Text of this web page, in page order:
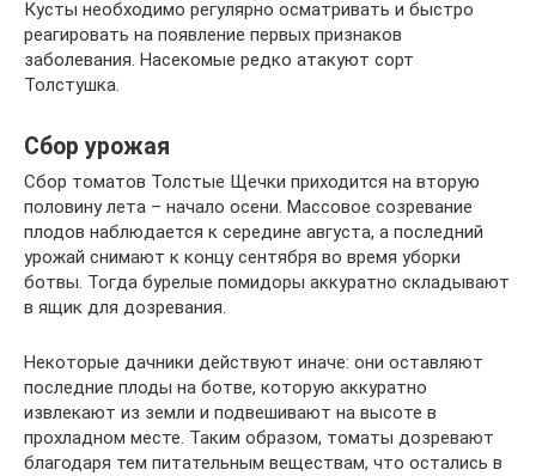
Кусты необходимо регулярно осматривать и быстро
реагировать на появление первых признаков
заболевания. Насекомые редко атакуют сорт
Толстушка.
Сбор урожая
Сбор томатов Толстые Щечки приходится на вторую
половину лета – начало осени. Массовое созревание
плодов наблюдается к середине августа, а последний
урожай снимают к концу сентября во время уборки
ботвы. Тогда бурелые помидоры аккуратно складывают
в ящик для дозревания.
Некоторые дачники действуют иначе: они оставляют
последние плоды на ботве, которую аккуратно
извлекают из земли и подвешивают на высоте в
прохладном месте. Таким образом, томаты дозревают
благодаря тем питательным веществам, что остались в